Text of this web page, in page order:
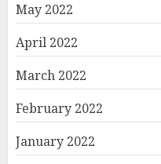
May 2022
April 2022
March 2022
February 2022
January 2022